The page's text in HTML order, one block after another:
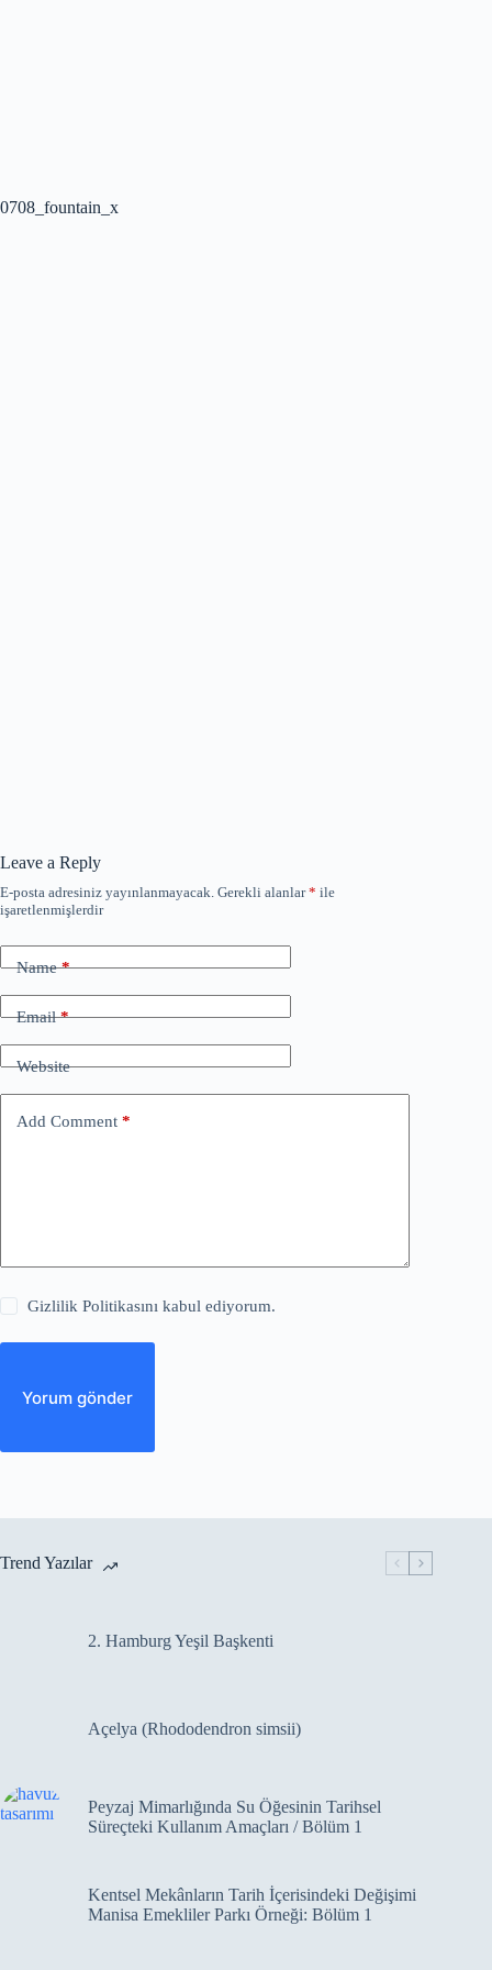
0708_fountain_x
Leave a Reply
E-posta adresiniz yayınlanmayacak. Gerekli alanlar* ile
işaretlenmişlerdir
Name*
Email*
Website
Add Comment *
Gizlilik Politikasını kabul ediyorum.
Yorum gönder
Trend Yazılar
2. Hamburg Yeşil Başkenti
Açelya (Rhododendron simsii)
Peyzaj Mimarlığında Su Öğesinin Tarihsel
Süreçteki Kullanım Amaçları / Bölüm 1
Kentsel Mekânların Tarih İçerisindeki Değişimi
Manisa Emekliler Parkı Örneği: Bölüm 1